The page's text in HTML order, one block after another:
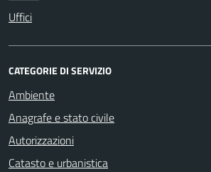
Uffici
CATEGORIE DI SERVIZIO
Ambiente
Anagrafe e stato civile
Autorizzazioni
Catasto e urbanistica